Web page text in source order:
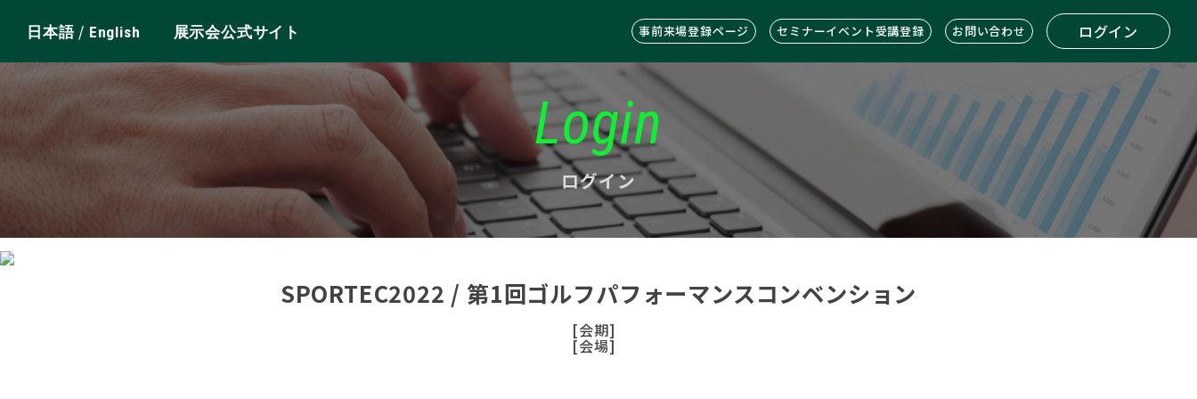
日本語/ English 展示会公式サイト 事前来場登録ページ セミナーイベント受講登録 お問い合わせ ログイン
Login
ログイン
SPORTEC2022 / 第1回ゴルフパフォーマンスコンベンション
[会期]
[会場]